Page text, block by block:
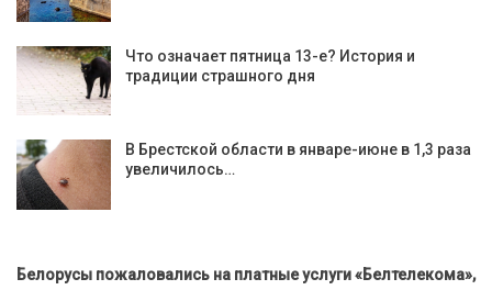
Что означает пятница 13-е? История и
традиции страшного дня
В Брестской области в январе-июне в 1,3 раза
увеличилось…
Белорусы пожаловались на платные услуги «Белтелекома»,